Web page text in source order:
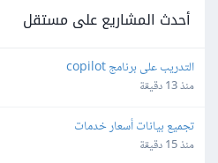
أحدث المشاريع على مستقل
التدريب على برنامج copilot
منذ 13 دقيقة
تجميع بيانات أسعار خدمات
منذ 15 دقيقة